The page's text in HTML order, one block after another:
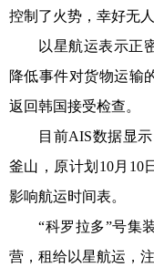
控制了火势，幸好无
以星航运表示正
降低事件对货物运输
返回韩国接受检查。
目前AIS数据显
釜山，原计划10月10
影响航运时间表。
“科罗拉多”号集
营，租给以星航运，